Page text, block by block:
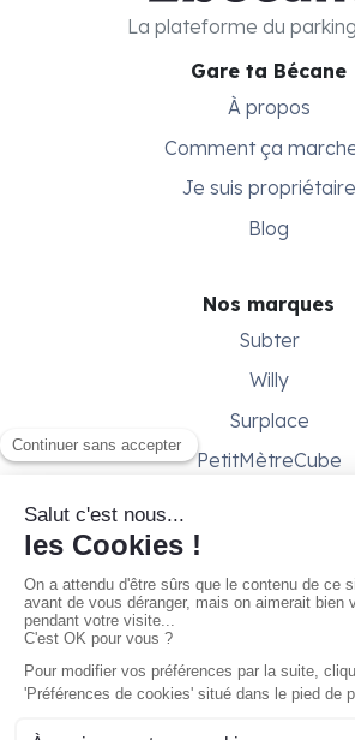
Gare ta Bécane
À propos
Comment ça
Je suis propriétaire
Blog
Nos marques
Subter
Willy
Surplace
PetitMètreCube
Besoin d'aide ?
Aide & support
Conditions
Gestion des
La plateforme du